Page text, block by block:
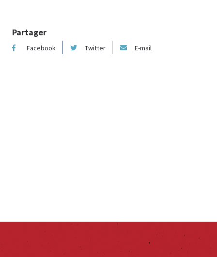
Partager
Facebook Twitter E-mail